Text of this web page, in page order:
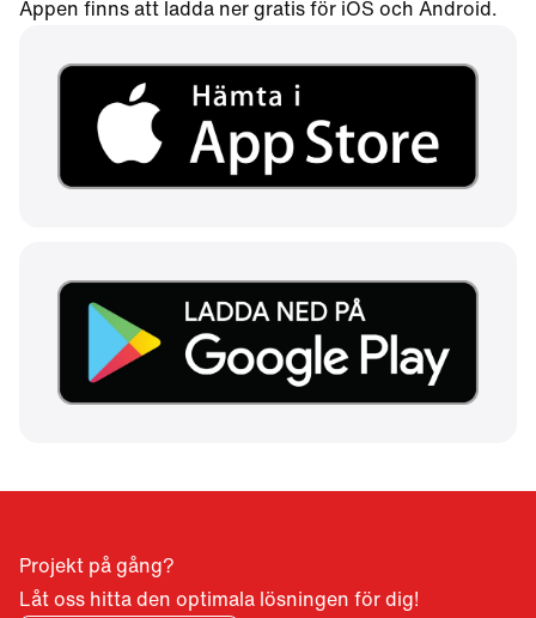
Appen finns att ladda ner gratis för iOS och Android.
Projekt på gång?
Låt oss hitta den optimala lösningen för dig!